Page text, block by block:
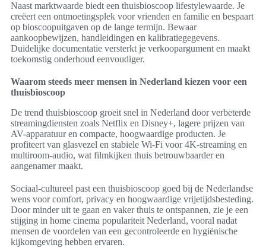
Naast marktwaarde biedt een thuisbioscoop lifestylewaarde. Je
creëert een ontmoetingsplek voor vrienden en familie en bespaart
op bioscoopuitgaven op de lange termijn. Bewaar
aankoopbewijzen, handleidingen en kalibratiegegevens.
Duidelijke documentatie versterkt je verkoopargument en maakt
toekomstig onderhoud eenvoudiger.
Waarom steeds meer mensen in Nederland kiezen voor een
thuisbioscoop
De trend thuisbioscoop groeit snel in Nederland door verbeterde
streamingdiensten zoals Netflix en Disney+, lagere prijzen van
AV-apparatuur en compacte, hoogwaardige producten. Je
profiteert van glasvezel en stabiele Wi‑Fi voor 4K-streaming en
multiroom-audio, wat filmkijken thuis betrouwbaarder en
aangenamer maakt.
Sociaal-cultureel past een thuisbioscoop goed bij de Nederlandse
wens voor comfort, privacy en hoogwaardige vrijetijdsbesteding.
Door minder uit te gaan en vaker thuis te ontspannen, zie je een
stijging in home cinema populariteit Nederland, vooral nadat
mensen de voordelen van een gecontroleerde en hygiënische
kijkomgeving hebben ervaren.